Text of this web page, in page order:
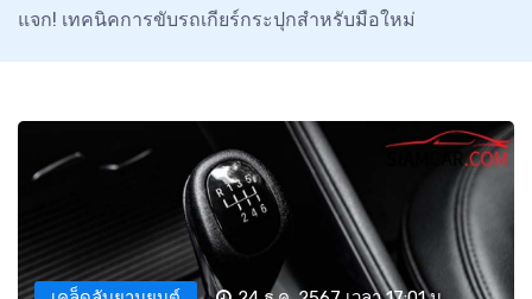
แจก! เทคนิคการขับรถเกียร์กระปุกสำหรับมือใหม่